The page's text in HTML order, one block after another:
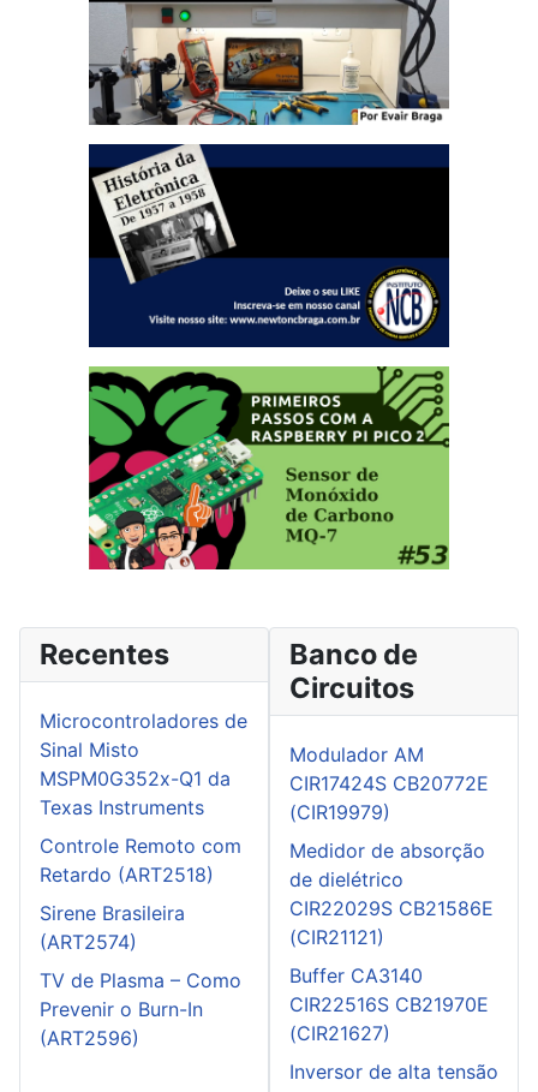
Recentes
Microcontroladores de
Sinal Misto
MSPM0G352x-Q1 da
Texas Instruments
Controle Remoto com
Retardo (ART2518)
Sirene Brasileira
(ART2574)
TV de Plasma – Como
Prevenir o Burn-In
(ART2596)
Banco de
Circuitos
Modulador AM
CIR17424S CB20772E
(CIR19979)
Medidor de absorção
de dielétrico
CIR22029S CB21586E
(CIR21121)
Buffer CA3140
CIR22516S CB21970E
(CIR21627)
Inversor de alta tensão